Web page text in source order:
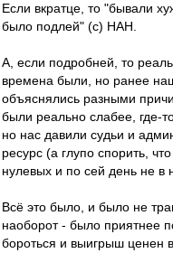
Если вкратце, то "бывали
было подлей" (с) НАН.
А, если подробней, то
времена были, но ранее
объяснялись разными
были реально слабее, где-
но нас давили судьи и
ресурс (а глупо спорить,
нулевых и по сей день не в
Всё это было, и было не
наоборот - было приятнее
бороться и выигрыш ценен